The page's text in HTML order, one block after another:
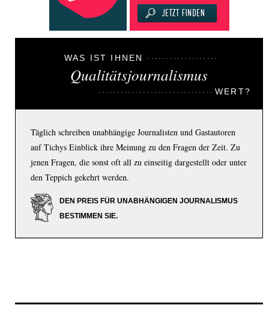
WAS IST IHNEN
Qualitätsjournalismus
WERT?
Täglich schreiben unabhängige Journalisten und Gastautoren
auf Tichys Einblick ihre Meinung zu den Fragen der Zeit. Zu
jenen Fragen, die sonst oft all zu einseitig dargestellt oder unter
den Teppich gekehrt werden.
DEN PREIS FÜR UNABHÄNGIGEN JOURNALISMUS
BESTIMMEN SIE.